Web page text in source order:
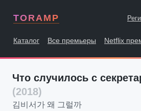
TORAMP
Каталог Все премьеры Netflix
Что случилось с
(2018)
김비서가 왜 그럴까